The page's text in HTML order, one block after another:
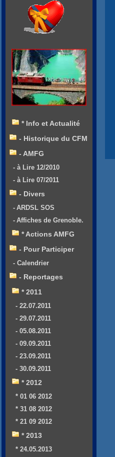
* Info et Actualité
- Historique du CFM
- AMFG
- à Lire 12/2010
- à Lire 07/2011
- Divers
- ARDSL SOS
- Affiches de Grenoble.
* Actions AMFG
- Pour Participer
- Calendrier
- Reportages
* 2011
- 22.07.2011
- 29.07.2011
- 05.08.2011
- 09.09.2011
- 23.09.2011
- 30.09.2011
* 2012
* 01 06 2012
* 31 08 2012
* 21 09 2012
* 2013
* 24.05.2013